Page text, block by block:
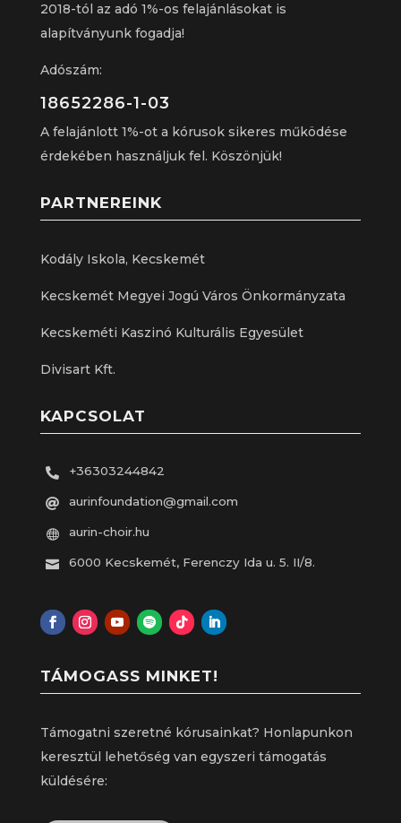
2018-tól az adó 1%-os felajánlásokat is
alapítványunk fogadja!
Adószám:
18652286-1-03
A felajánlott 1%-ot a kórusok sikeres működése
érdekében használjuk fel. Köszönjük!
PARTNEREINK
Kodály Iskola, Kecskemét
Kecskemét Megyei Jogú Város Önkormányzata
Kecskeméti Kaszinó Kulturális Egyesület
Divisart Kft.
KAPCSOLAT
 +36303244842
 aurinfoundation@gmail.com
 aurin-choir.hu
 6000 Kecskemét, Ferenczy Ida u. 5. II/8.
TÁMOGASS MINKET!
Támogatni szeretné kórusainkat? Honlapunkon
keresztül lehetőség van egyszeri támogatás
küldésére: